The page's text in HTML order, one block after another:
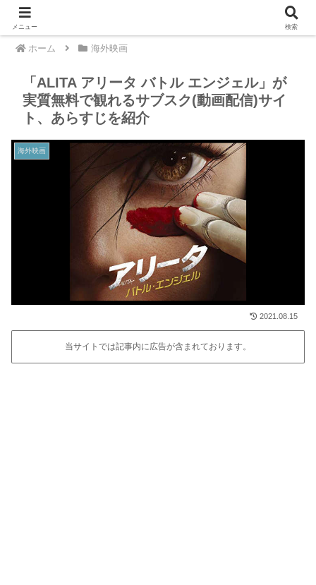
ホーム 海外映画
「ALITA アリータ バトル エンジェル」が
実質無料で観れるサブスク(動画配信)サイ
ト、あらすじを紹介
海外映画
2021.08.15
当サイトでは記事内に広告が含まれております。
メニュー 検索